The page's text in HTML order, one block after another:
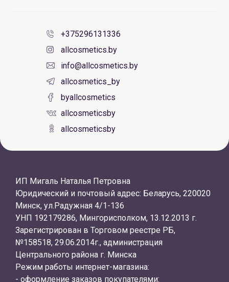
+375296131336
allcosmetics.by
info@allcosmetics.by
allcosmetics_by
byallcosmetics
allcosmeticsby
allcosmeticsby
ИП Мигаль Наталья Петровна
Юридический и почтовый адрес: Беларусь, 220020
Минск, ул.Радужная 4/1-136
УНП 192179286, Мингорисполком, 13.12.2013 г.
Зарегистрирован в Торговом реестре РБ,
№158518, 29.06.2014г., администрация
Центрального района г. Минска
Режим работы интернет-магазина:
- оформление заказов покупателями: